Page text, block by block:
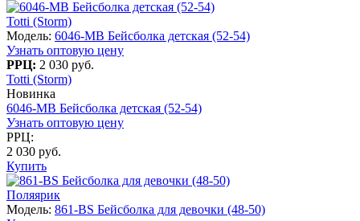
Totti (Storm)
Модель: 6046-MB Бейсболка детская (52-54)
Узнать оптовую цену
РРЦ: 2 030 руб.
Totti (Storm)
Новинка
6046-MB Бейсболка детская (52-54)
Узнать оптовую цену
РРЦ:
2 030 руб.
Купить
Поляярик
Модель: 861-BS Бейсболка для девочки (48-50)